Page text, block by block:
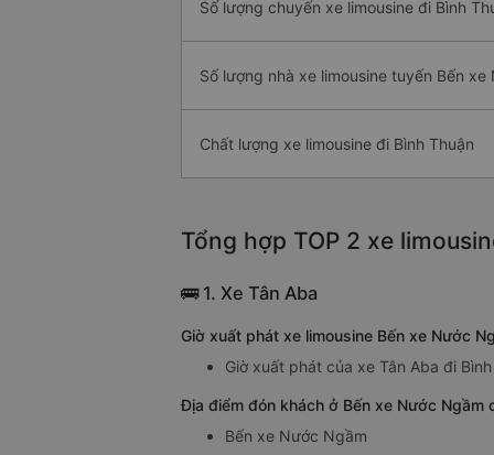
Số lượng chuyến xe limousine đi Bình
Số lượng nhà xe limousine tuyến Bến
Chất lượng xe limousine đi Bình Thuận
Tổng hợp TOP 2 xe
🚌 1. Xe Tân Aba
Giờ xuất phát xe limousine Bến xe Nước
Giờ xuất phát của xe Tân Aba đi
Địa điểm đón khách ở Bến xe Nước Ngầm
Bến xe Nước Ngầm